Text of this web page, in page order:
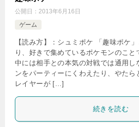
公開日： 2013年6月16日
ゲーム
【読み方】：シュミポケ 「趣味ポケ
り、好きで集めているポケモンのこ
中には相手との本気の対戦では通用し
ンをパーティーにくわえたり、やたら
レイヤーが […]
続きを読む